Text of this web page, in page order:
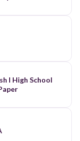
I High School